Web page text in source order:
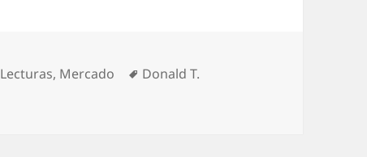
Categorías
Lecturas, Mercado Etiquetas
Donald T.